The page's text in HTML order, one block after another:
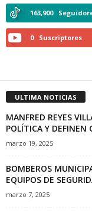
163,900
0 Suscriptores
ULTIMA NOTICIAS
MANFRED REYES
POLÍTICA Y DEFINEN
marzo 19, 2025
BOMBEROS
EQUIPOS DE
marzo 7, 2025